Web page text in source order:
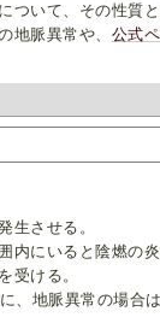
ついて、その性質
地脈異常や、 公式
生させる。
内にいると陰燃の
受ける。
、地脈異常の場合